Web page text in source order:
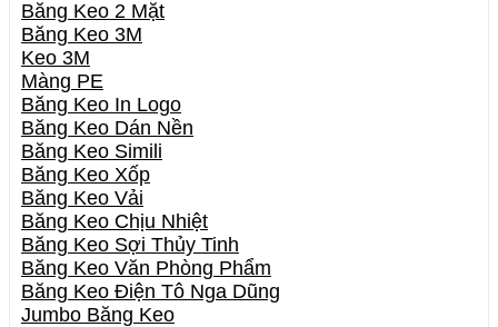
Băng Keo 2 Mặt
Băng Keo 3M
Keo 3M
Màng PE
Băng Keo In Logo
Băng Keo Dán Nền
Băng Keo Simili
Băng Keo Xốp
Băng Keo Vải
Băng Keo Chịu Nhiệt
Băng Keo Sợi Thủy Tinh
Băng Keo Văn Phòng Phẩm
Băng Keo Điện Tô Nga Dũng
Jumbo Băng Keo